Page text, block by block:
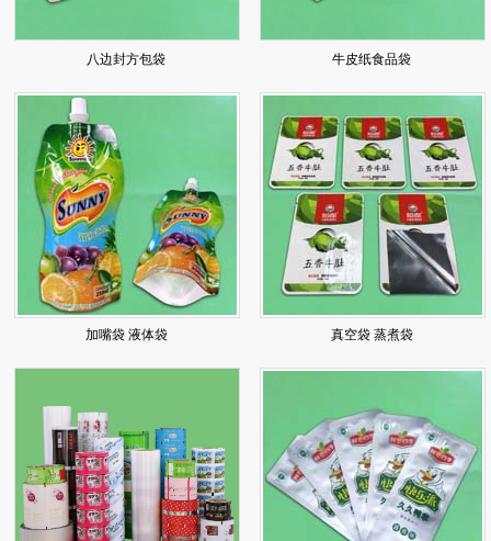
八边封方包袋 牛皮纸食品袋
加嘴袋 液体袋 真空袋 蒸煮袋